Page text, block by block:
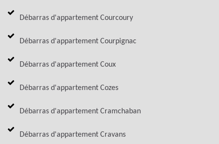
Débarras d'appartement Courcoury
Débarras d'appartement Courpignac
Débarras d'appartement Coux
Débarras d'appartement Cozes
Débarras d'appartement Cramchaban
Débarras d'appartement Cravans